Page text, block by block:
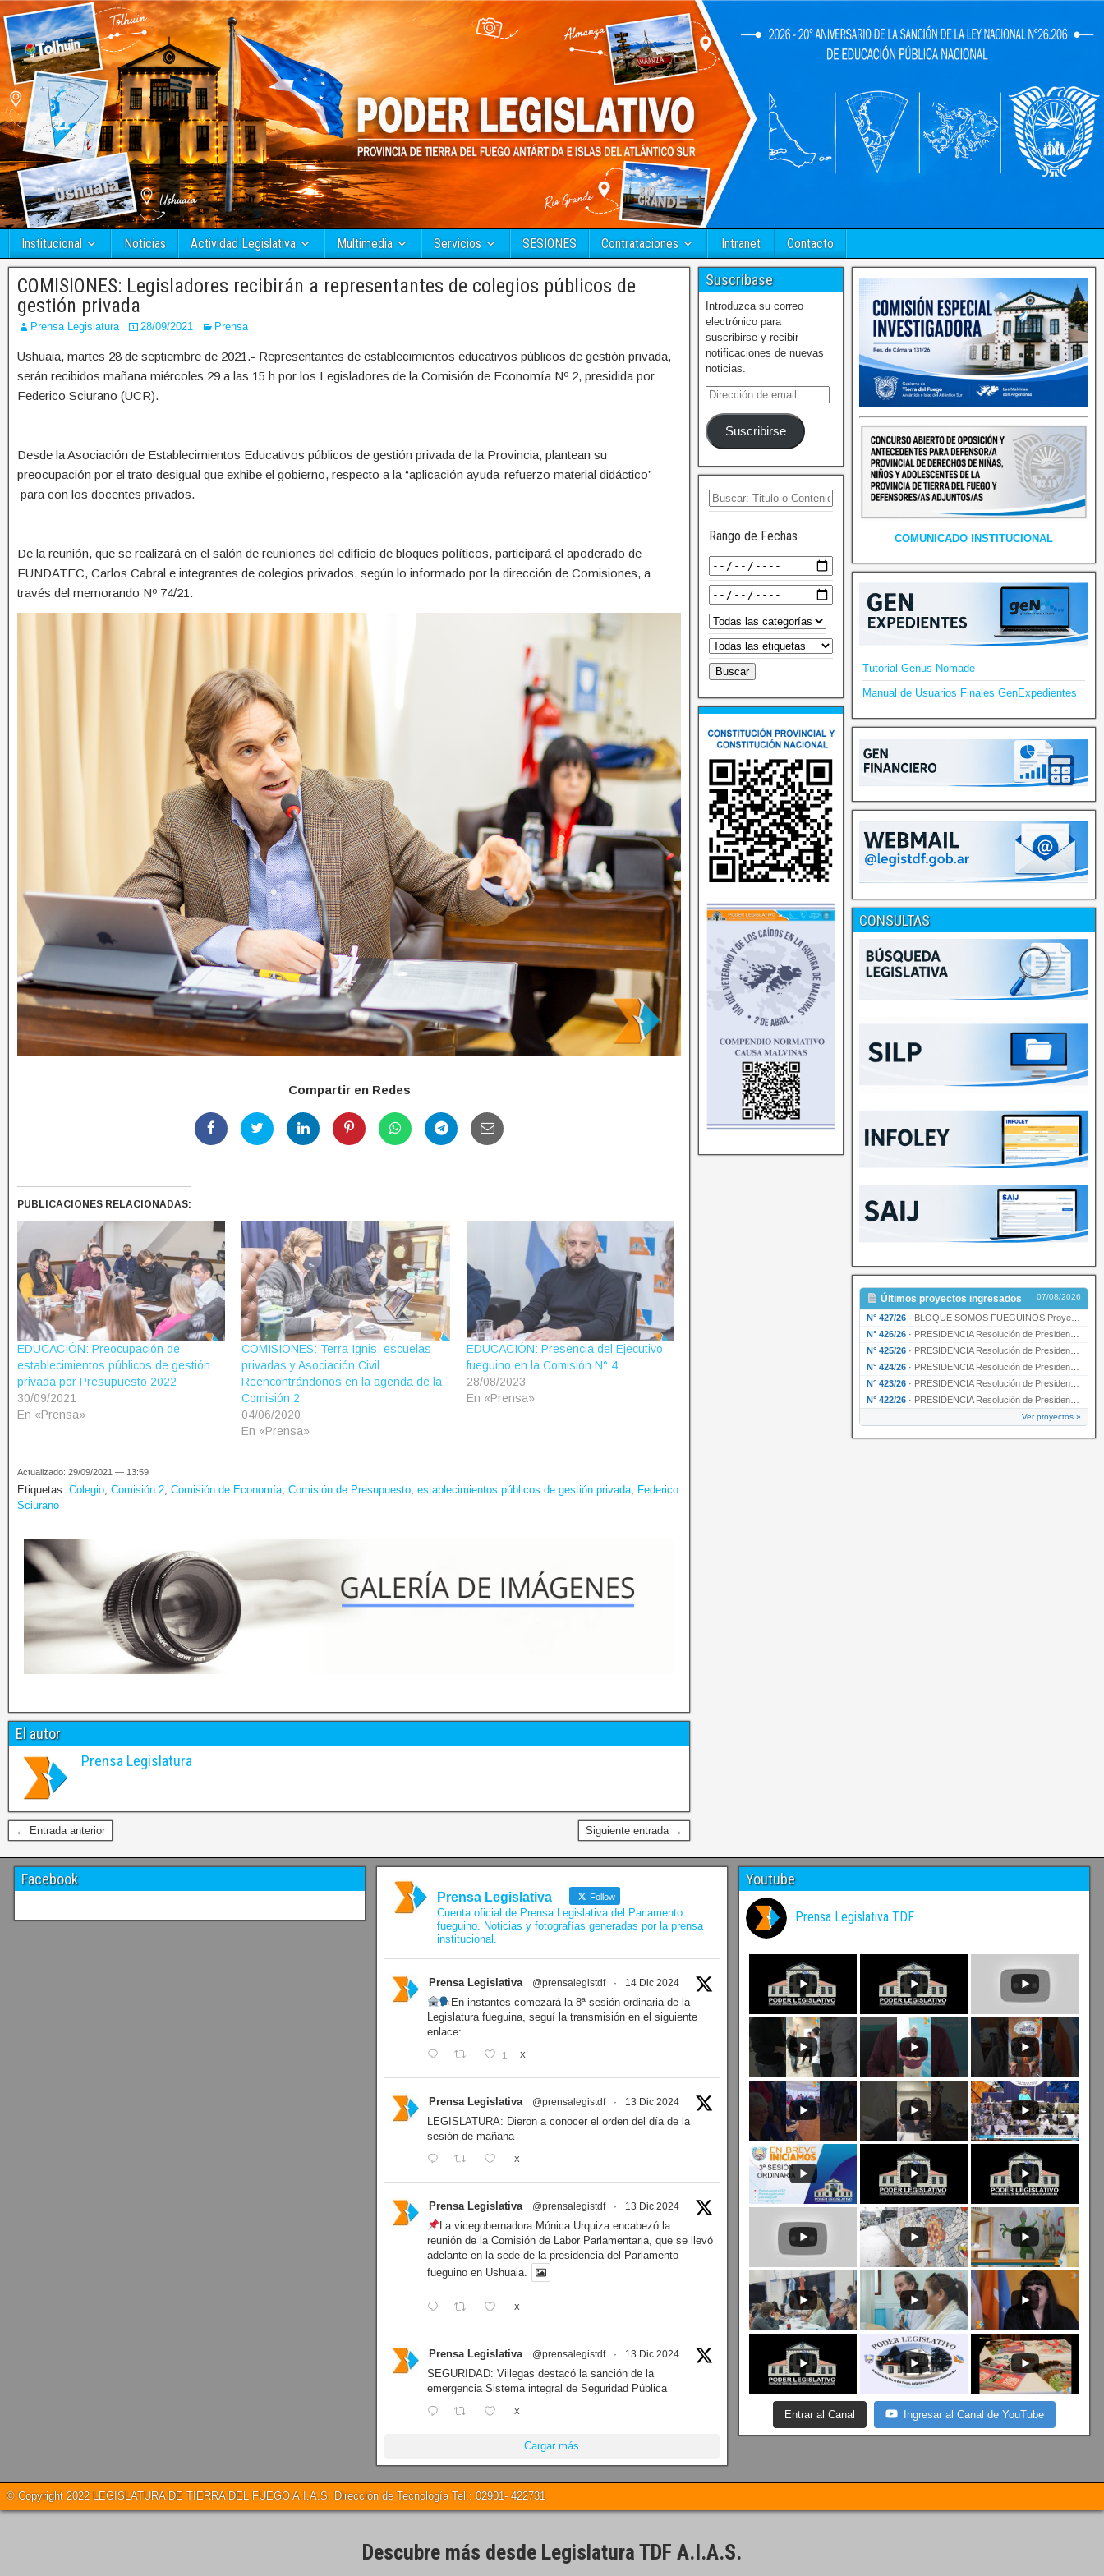
Institucional Noticias Actividad Legislativa Multimedia Servicios SESIONES Contrataciones Intranet Contacto
COMISIONES: Legisladores recibirán a representantes de colegios públicos de
gestión privada
Prensa Legislatura 28/09/2021 Prensa
Ushuaia, martes 28 de septiembre de 2021.- Representantes de establecimientos educativos públicos de gestión privada,
serán recibidos mañana miércoles 29 a las 15 h por los Legisladores de la Comisión de Economía Nº 2, presidida por
Federico Sciurano (UCR).
Desde la Asociación de Establecimientos Educativos públicos de gestión privada de la Provincia, plantean su
preocupación por el trato desigual que exhibe el gobierno, respecto a la “aplicación ayuda-refuerzo material didáctico”
para con los docentes privados.
De la reunión, que se realizará en el salón de reuniones del edificio de bloques políticos, participará el apoderado de
FUNDATEC, Carlos Cabral e integrantes de colegios privados, según lo informado por la dirección de Comisiones, a
través del memorando Nº 74/21.
Compartir en Redes
PUBLICACIONES RELACIONADAS:
EDUCACIÓN: Preocupación de
establecimientos públicos de gestión
privada por Presupuesto 2022
30/09/2021
En «Prensa»
COMISIONES: Terra Ignis, escuelas
privadas y Asociación Civil
Reencontrándonos en la agenda de la
Comisión 2
04/06/2020
En «Prensa»
EDUCACIÓN: Presencia del Ejecutivo
fueguino en la Comisión N° 4
28/08/2023
En «Prensa»
Actualizado: 29/09/2021 — 13:59
Etiquetas: Colegio, Comisión 2, Comisión de Economía, Comisión de Presupuesto, establecimientos públicos de gestión privada, Federico
Sciurano
El autor
Prensa Legislatura
← Entrada anterior Siguiente entrada →
Suscríbase
Introduzca su correo
electrónico para
suscribirse y recibir
notificaciones de nuevas
noticias.
Suscribirse
Rango de Fechas COMUNICADO INSTITUCIONAL
Tutorial Genus Nomade
Manual de Usuarios Finales GenExpedientes
CONSULTAS
Últimos proyectos ingresados 07/08/2026
N° 427/26 · BLOQUE SOMOS FUEGUINOS Proyecto de Declaración declarando de interés provincial PRESIDENCI…
N° 426/26 · PRESIDENCIA Resolución de Presidencia N° 216/26 declarando de interés provincial la labor …
N° 425/26 · PRESIDENCIA Resolución de Presidencia N° 212/26 declarando de interés provincial el “50° A…
N° 424/26 · PRESIDENCIA Resolución de Presidencia Nº 210/26 declarando de interés provincial el proyec…
N° 423/26 · PRESIDENCIA Resolución de Presidencia Nº 209/26 declarando de interés provincial la presen…
N° 422/26 · PRESIDENCIA Resolución de Presidencia N° 200/26 para su ratificación.
Ver proyectos »
Facebook
Prensa Legislativa Follow
Cuenta oficial de Prensa Legislativa del Parlamento
fueguino. Noticias y fotografías generadas por la prensa
institucional.
Prensa Legislativa @prensalegistdf · 14 Dic 2024
En instantes comezará la 8ª sesión ordinaria de la
Legislatura fueguina, seguí la transmisión en el siguiente
enlace:
1 X
Prensa Legislativa @prensalegistdf · 13 Dic 2024
LEGISLATURA: Dieron a conocer el orden del día de la
sesión de mañana
X
Prensa Legislativa @prensalegistdf · 13 Dic 2024
La vicegobernadora Mónica Urquiza encabezó la
reunión de la Comisión de Labor Parlamentaria, que se llevó
adelante en la sede de la presidencia del Parlamento
fueguino en Ushuaia.
X
Prensa Legislativa @prensalegistdf · 13 Dic 2024
SEGURIDAD: Villegas destacó la sanción de la
emergencia Sistema integral de Seguridad Pública
X
Cargar más
Youtube
Prensa Legislativa TDF
Entrar al Canal Ingresar al Canal de YouTube
© Copyright 2022 LEGISLATURA DE TIERRA DEL FUEGO A.I.A.S. Dirección de Tecnología Tel.: 02901- 422731
Descubre más desde Legislatura TDF A.I.A.S.